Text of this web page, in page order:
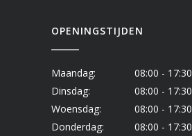
OPENINGSTIJDEN
Maandag:
08:00 - 17:30
Dinsdag:
08:00 - 17:30
Woensdag:
08:00 - 17:30
Donderdag:
08:00 - 17:30